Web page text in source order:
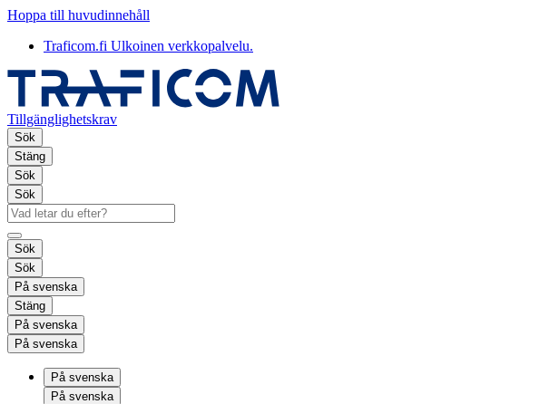
Hoppa till huvudinnehåll
Traficom.fi Ulkoinen verkkopalvelu.
Tillgänglighetskrav
Sök
Stäng
Sök
Sök
Sök
Sök
På svenska
Stäng
På svenska
På svenska
På svenska
På svenska